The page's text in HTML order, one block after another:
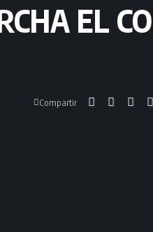
EL
Compartir